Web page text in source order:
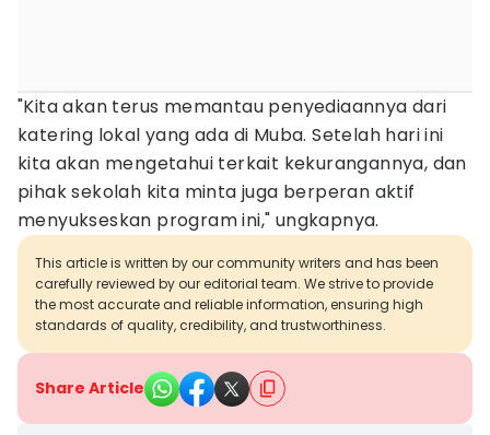
"Kita akan terus memantau penyediaannya dari
katering lokal yang ada di Muba. Setelah hari ini
kita akan mengetahui terkait kekurangannya, dan
pihak sekolah kita minta juga berperan aktif
menyukseskan program ini," ungkapnya.
This article is written by our community writers and has been
carefully reviewed by our editorial team. We strive to provide
the most accurate and reliable information, ensuring high
standards of quality, credibility, and trustworthiness.
Share Article